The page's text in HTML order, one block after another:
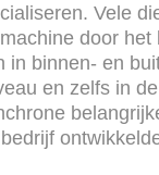
Vele
door het
in binnen- en
en zelfs in